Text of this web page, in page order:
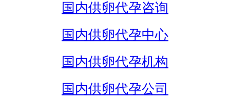
国内供卵代孕咨询
国内供卵代孕中心
国内供卵代孕机构
国内供卵代孕公司